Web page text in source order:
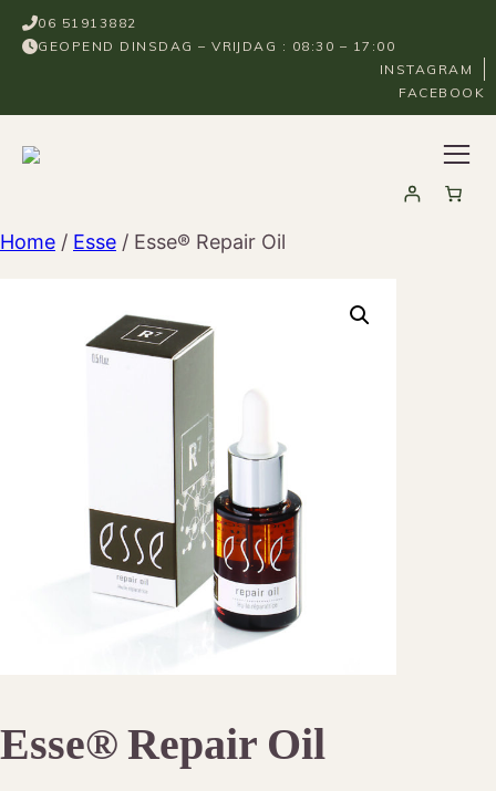
naar
06 51913882
GEOPEND DINSDAG – VRIJDAG : 08:30 – 17:00
INSTAGRAM
FACEBOOK
Home / Esse / Esse® Repair Oil
Esse® Repair Oil